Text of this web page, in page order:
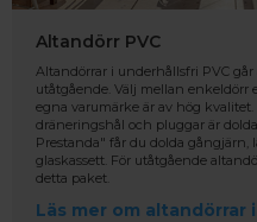
Altandörr PVC
Altandörrar i underhållsfri PVC
utåtgående. Välj mellan enkeldörr
egna varumärke är av hög
dräneringshål och pluggar är
Prestanda" får du dolda gångjärn,
glaskassett. För utåtgående
detta paket.
Läs mer om altandörrar